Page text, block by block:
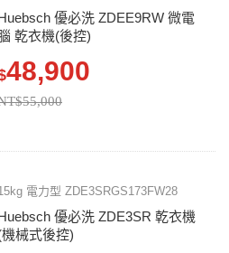
優必洗 ZDEE9RW 微電
乾衣機(後控)
48,900
電力型 ZDE3SRGS173FW28
優必洗 ZDE3SR 乾衣機
機械式後控)